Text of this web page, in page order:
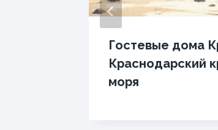
Гостевые дома
Краснодарский
моря